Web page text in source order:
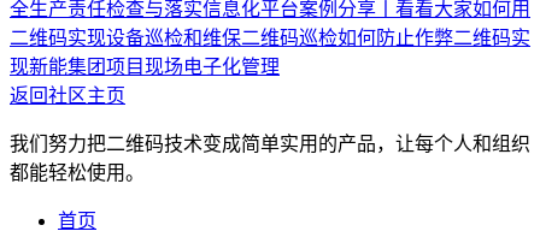
全生产责任检查与落实信息化平台案例分享丨看看大家如何用
二维码实现设备巡检和维保二维码巡检如何防止作弊二维码实
现新能集团项目现场电子化管理
返回社区主页
我们努力把二维码技术变成简单实用的产品，让每个人和组织
都能轻松使用。
首页